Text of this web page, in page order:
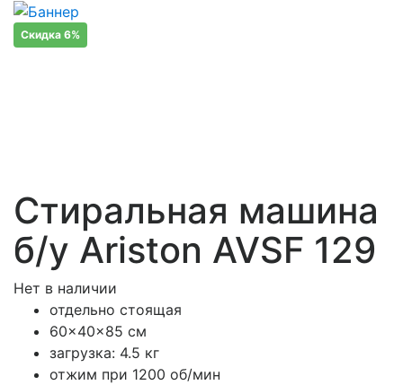
Скидка 6%
Стиральная машина
б/у Ariston AVSF 129
Нет в наличии
отдельно стоящая
60x40x85 см
загрузка: 4.5 кг
отжим при 1200 об/мин